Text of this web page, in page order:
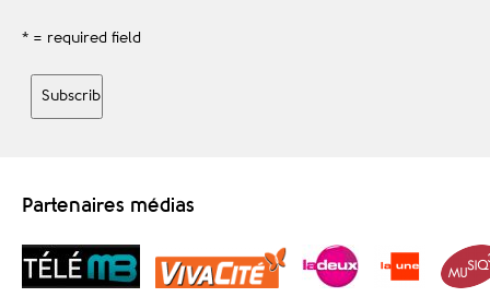
* = required field
Partenaires médias